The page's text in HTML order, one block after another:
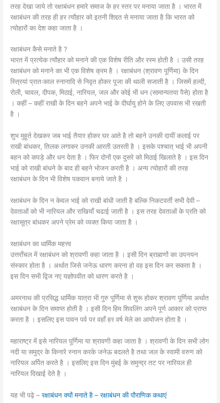
तरह देखा जाये तो रक्षाबंधन हमारे समाज के हर स्तर पर मनाया जाता है । भारत में
रक्षाबंधन की तरह ही हर त्यौहार को इतनी शिद्दत से मनाया जाता है कि भारत को
त्योहारों का देश कहा जाता है ।
रक्षाबंधन कैसे मनाते है ?
भारत में प्रत्येक त्यौहार को मनाने की एक विशेष रीति और रस्म होती है । उसी तरह
रक्षाबंधन को मनाने का भी एक विशेष क्रम है । रक्षाबंधन (श्रावण पूर्णिमा) के दिन
स्त्रियां प्रातःकाल स्नानादि से निवृत होकर पूजा की थाली सजाती है । जिसमें हल्दी,
रोली, चावल, दीपक, मिठाई, नारियल, जल और कोई भी धन (सामान्यतया पैसे) होता है
। कहीं – कहीं राखी के दिन बहने अपने भाई के दीर्घायु होने के लिए उपवास भी रखती
है ।
शुभ मुहूर्त देखकर जब भाई तैयार होकर घर आते है तो बहने उनकी दायीं कलाई पर
राखी बांधकर, तिलक लगाकर उनकी आरती उतरती है । इसके पश्चात् भाई भी अपनी
बहन को कपड़े और धन देता है । फिर दोनों एक दुसरे को मिठाई खिलाते है । इस दिन
भाई को राखी बांधने के बाद ही बहने भोजन करती है । अन्य त्योहारों की तरह
रक्षाबंधन के दिन भी विशेष पकवान बनाये जाते है ।
रक्षाबंधन के दिन न केवल भाई को राखी बांधी जाती है बल्कि निकटवर्ती सभी देवी –
देवताओं को भी नारियल और राखियाँ चढाई जाती है । इस तरह देवताओं के प्रति को
रक्षासूत्र बांधकर अपने प्रेम को व्यक्त किया जाता है ।
रक्षाबंधन का धार्मिक महत्त्व
उत्तराँचल में रक्षाबंधन को श्रावणी कहा जाता है । इसी दिन ब्राह्मणों का उपनयन
संस्कार होता है । अर्थात जिसे जनेऊ धारण करना हो वह इस दिन कर सकता है ।
इस दिन सभी द्विज नए यज्ञोपवीत को धारण करते है ।
अमरनाथ की प्रसिद्ध धार्मिक यात्रा भी गुरु पूर्णिमा से शुरू होकर श्रावण पूर्णिमा अर्थात
रक्षाबंधन के दिन समाप्त होती है । इसी दिन हिम शिवलिंग अपने पूर्ण आकार को प्राप्त
करता है । इसलिए इस पावन पर्व पर वहाँ हर वर्ष मेले का आयोजन होता है ।
महाराष्ट्र में इसे नारियल पूर्णिमा या श्रावणी कहा जाता है । श्रावणी के दिन सभी लोग
नदी या समुद्र के किनारे स्नान करके जनेऊ बदलते है तथा जल के स्वामी वरुण को
नारियल अर्पित करते है । इसलिए इस दिन मुंबई के समुन्द्र तट पर नारियल ही
नारियल दिखाई देते है ।
यह भी पढ़े –रक्षाबंधन क्यों मनाते है – रक्षाबंधन की पौराणिक कथाएं